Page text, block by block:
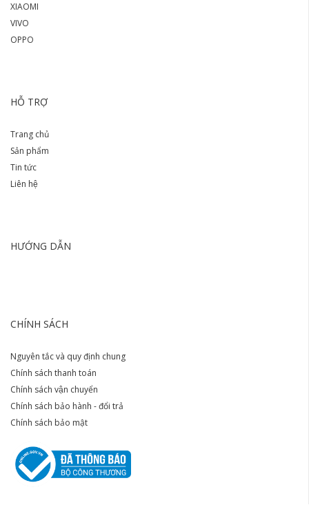
XIAOMI
VIVO
OPPO
HỖ TRỢ
Trang chủ
Sản phẩm
Tin tức
Liên hệ
HƯỚNG DẪN
CHÍNH SÁCH
Nguyên tắc và quy định chung
Chính sách thanh toán
Chính sách vận chuyển
Chính sách bảo hành - đổi trả
Chính sách bảo mật